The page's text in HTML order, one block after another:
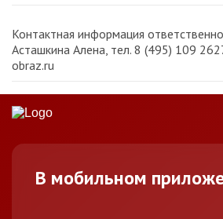
Контактная информация
Асташкина Алена, тел. 8 (495) 109
obraz.ru
В мобильном